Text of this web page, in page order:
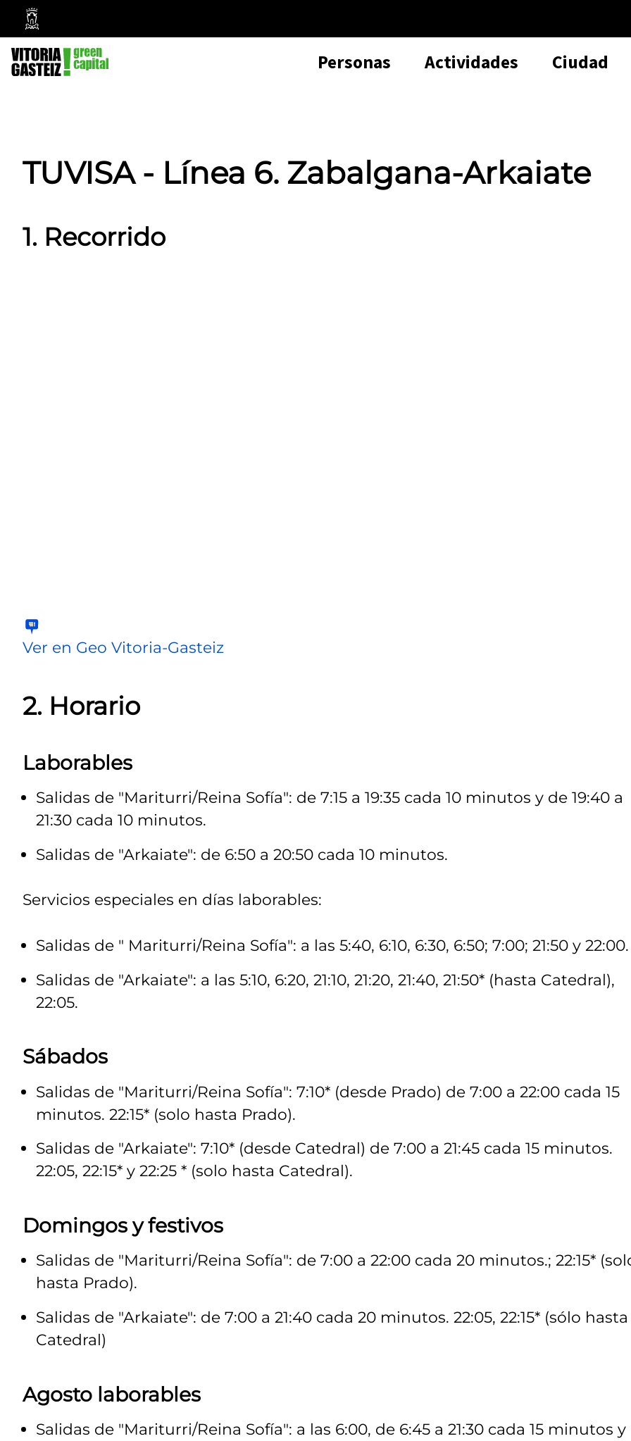
Ayuntamiento
Vitoria-
Gasteiz
Personas Actividades Ciudad
TUVISA - Línea 6. Zabalgana-Arkaiate
1. Recorrido
Ver en Geo Vitoria-Gasteiz
2. Horario
Laborables
Salidas de "Mariturri/Reina Sofía": de 7:15 a 19:35 cada 10 minutos y de 19:40 a
21:30 cada 10 minutos.
Salidas de "Arkaiate": de 6:50 a 20:50 cada 10 minutos.
Servicios especiales en días laborables:
Salidas de " Mariturri/Reina Sofía": a las 5:40, 6:10, 6:30, 6:50; 7:00; 21:50 y 22:00.
Salidas de "Arkaiate": a las 5:10, 6:20, 21:10, 21:20, 21:40, 21:50* (hasta Catedral),
22:05.
Sábados
Salidas de "Mariturri/Reina Sofía": 7:10* (desde Prado) de 7:00 a 22:00 cada 15
minutos. 22:15* (solo hasta Prado).
Salidas de "Arkaiate": 7:10* (desde Catedral) de 7:00 a 21:45 cada 15 minutos.
22:05, 22:15* y 22:25 * (solo hasta Catedral).
Domingos y festivos
Salidas de "Mariturri/Reina Sofía": de 7:00 a 22:00 cada 20 minutos.; 22:15*
hasta Prado).
Salidas de "Arkaiate": de 7:00 a 21:40 cada 20 minutos. 22:05, 22:15* (sólo hasta
Catedral)
Agosto laborables
Salidas de "Mariturri/Reina Sofía": a las 6:00, de 6:45 a 21:30 cada 15 minutos y